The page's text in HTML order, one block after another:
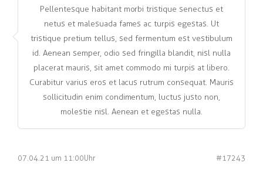
Pellentesque habitant morbi tristique senectus et
netus et malesuada fames ac turpis egestas. Ut
tristique pretium tellus, sed fermentum est vestibulum
id. Aenean semper, odio sed fringilla blandit, nisl nulla
placerat mauris, sit amet commodo mi turpis at libero.
Curabitur varius eros et lacus rutrum consequat. Mauris
sollicitudin enim condimentum, luctus justo non,
molestie nisl. Aenean et egestas nulla.
07.04.21 um 11:00 Uhr #17243